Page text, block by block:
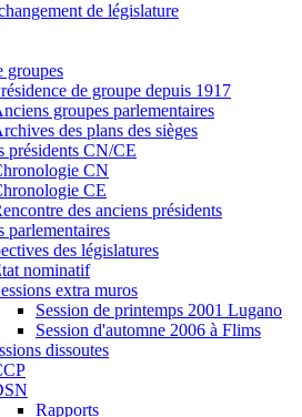
de législature
groupes
de groupe depuis 1917
groupes parlementaires
des plans des sièges
présidents CN/CE
CN
CE
des anciens présidents
parlementaires
des législatures
nominatif
extra muros
Session de printemps 2001 Lugano
Session d'automne 2006 à Flims
dissoutes
Rapports